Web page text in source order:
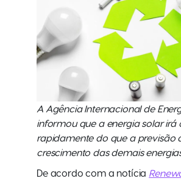
A Agência Internacional de
informou que a energia solar irá
rapidamente do que a previsão
crescimento das demais
De acordo com a notícia